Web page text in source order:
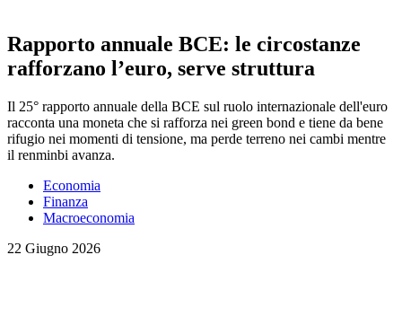
Rapporto annuale BCE: le circostanze
rafforzano l’euro, serve struttura
Il 25° rapporto annuale della BCE sul ruolo internazionale dell'euro
racconta una moneta che si rafforza nei green bond e tiene da bene
rifugio nei momenti di tensione, ma perde terreno nei cambi mentre
il renminbi avanza.
Economia
Finanza
Macroeconomia
22 Giugno 2026